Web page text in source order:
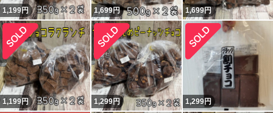
1,199円 1,699円 1,699円
1,199円 1,299円 1,299円